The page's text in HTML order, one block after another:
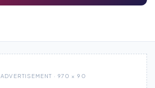
ADVERTISEMENT · 970 × 90